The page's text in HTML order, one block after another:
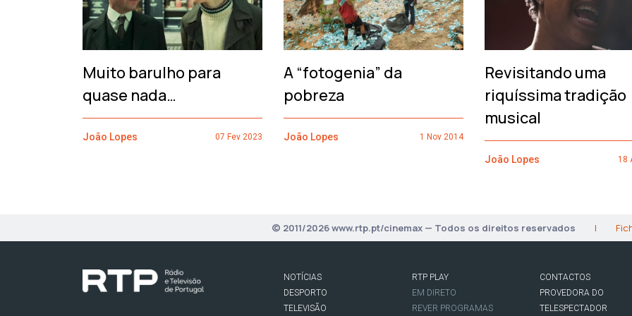
Muito barulho para
quase nada…
João Lopes 07 Fev 2023
A “fotogenia” da
pobreza
João Lopes 1 Nov 2014
Revisitando uma
riquíssima tradição
musical
João Lopes 18
© 2011/2026 www.rtp.pt/cinemax — Todos os direitos reservados |
NOTÍCIAS
DESPORTO
TELEVISÃO
RTP PLAY
EM DIRETO
REVER PROGRAMAS
CONTACTOS
PROVEDORA DO
TELESPECTADOR